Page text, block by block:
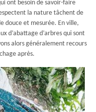
ont besoin de savoir-faire
la nature tâchent de
douce et mesurée. En ville,
d’abattage d’arbres qui sont
alors généralement recours
après.